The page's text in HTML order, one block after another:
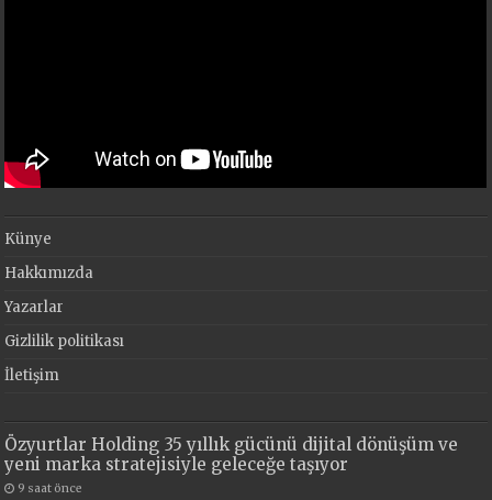
Künye
Hakkımızda
Yazarlar
Gizlilik politikası
İletişim
Özyurtlar Holding 35 yıllık gücünü dijital dönüşüm ve
yeni marka stratejisiyle geleceğe taşıyor
9 saat önce